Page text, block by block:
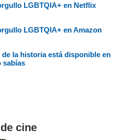
LGBTQIA+ en Netflix
LGBTQIA+ en Amazon
la historia está disponible en
sabías
cine